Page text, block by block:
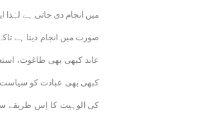
میں انجام دی جاتی ہے
صورت میں انجام دیتا ہے
عابد کبھی بھی طاغوت،
کبھی بھی عبادت کو سیاست
کی الوہیت کا اِس طریقے